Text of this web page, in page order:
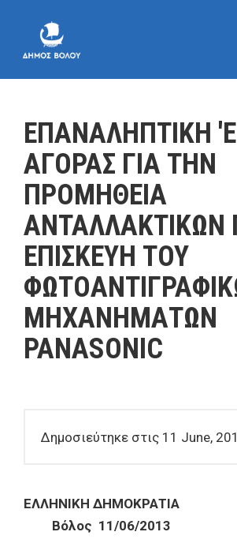
ΕΠΑΝΑΛΗΠΤΙΚΗ
ΑΓΟΡΑΣ ΓΙΑ ΤΗΝ
ΠΡΟΜΗΘΕΙΑ
ΑΝΤΑΛΛΑΚΤΙΚΩΝ
ΕΠΙΣΚΕΥΗ ΤΟΥ
ΜΗΧΑΝΗΜΑΤΩΝ
PANASONIC
Δημοσιεύτηκε στις 11 June,
ΕΛΛΗΝΙΚΗ
Βόλος 11/06/2013